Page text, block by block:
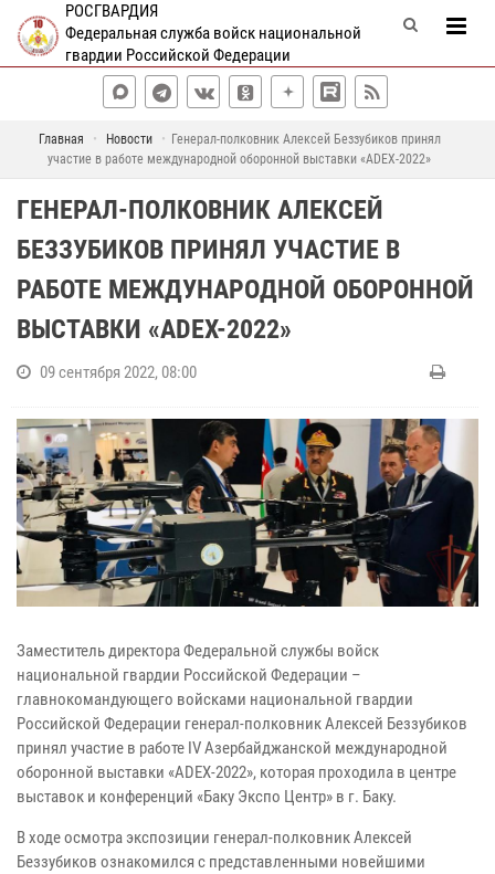
РОСГВАРДИЯ
Федеральная служба войск национальной
гвардии Российской Федерации
Главная Новости
Генерал-полковник Алексей Беззубиков принял
участие в работе международной оборонной выставки «ADEX-2022»
ГЕНЕРАЛ-ПОЛКОВНИК АЛЕКСЕЙ
БЕЗЗУБИКОВ ПРИНЯЛ УЧАСТИЕ В
РАБОТЕ МЕЖДУНАРОДНОЙ ОБОРОННОЙ
ВЫСТАВКИ «ADEX-2022»
09 сентября 2022, 08:00
Заместитель директора Федеральной службы войск
национальной гвардии Российской Федерации –
главнокомандующего войсками национальной гвардии
Российской Федерации генерал-полковник Алексей Беззубиков
принял участие в работе IV Азербайджанской международной
оборонной выставки «ADEX-2022», которая проходила в центре
выставок и конференций «Баку Экспо Центр» в г. Баку.
В ходе осмотра экспозиции генерал-полковник Алексей
Беззубиков ознакомился с представленными новейшими